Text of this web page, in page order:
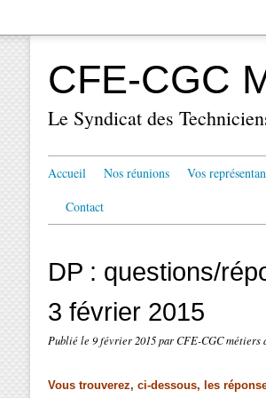
CFE-CGC
Le Syndicat des
Accueil Nos réunions
Vos
Contact
DP : questions/
3 février 2015
Publié le 9 février 2015par CFE-CGC métiers
Vous trouverez, ci-dessous, les